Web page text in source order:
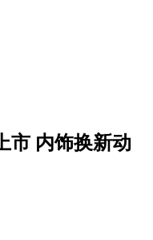
市 内饰换新动